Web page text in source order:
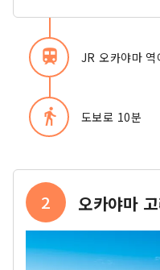
train JR 오카야마
directions_walk 도보로 10분
2 오카야마